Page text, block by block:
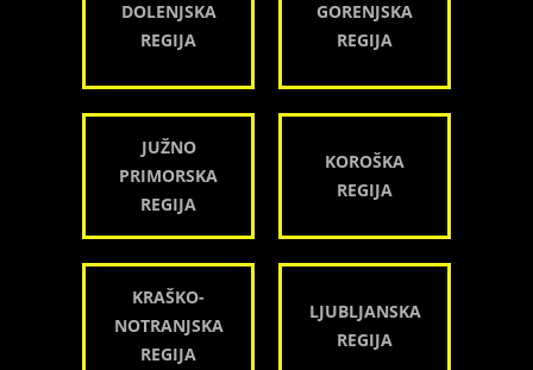
DOLENJSKA
REGIJA
GORENJSKA
REGIJA
JUŽNO
PRIMORSKA
REGIJA
KOROŠKA
REGIJA
KRAŠKO-
NOTRANJSKA
REGIJA
LJUBLJANSKA
REGIJA